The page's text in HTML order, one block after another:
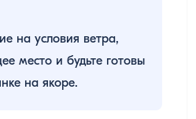
на условия ветра,
место и будьте готовы
на якоре.